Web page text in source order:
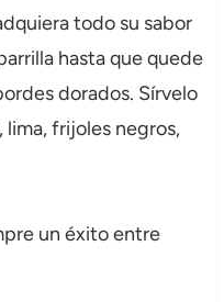
todo su sabor
hasta que quede
dorados. Sírvelo
lima, frijoles negros,
un éxito entre